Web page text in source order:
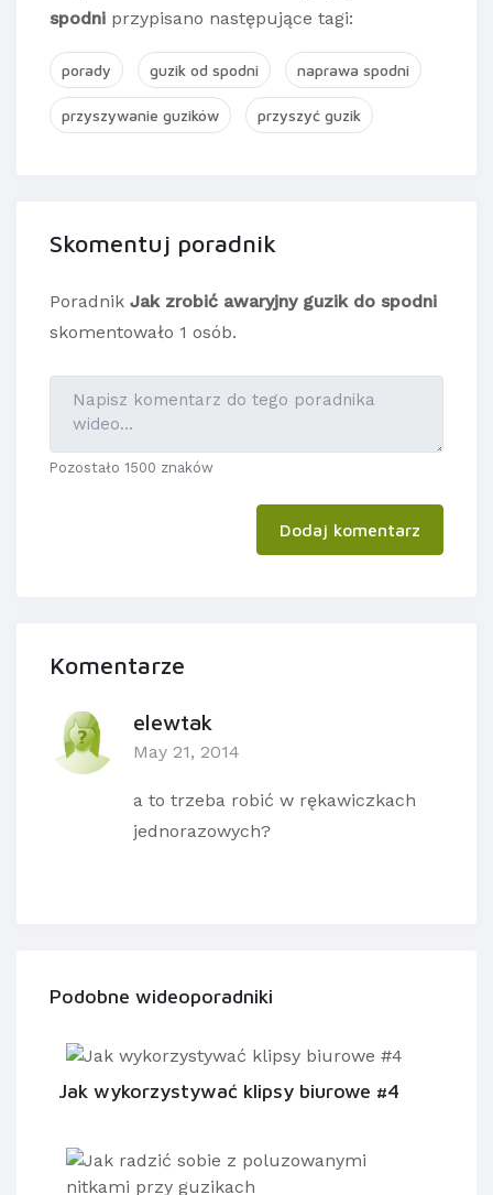
spodni przypisano następujące tagi:
porady guzik od spodni naprawa spodni
przyszywanie guzików przyszyć guzik
Skomentuj poradnik
Poradnik Jak zrobić awaryjny guzik do spodni
skomentowało 1 osób.
Pozostało 1500 znaków
Dodaj komentarz
Komentarze
elewtak
May 21, 2014
a to trzeba robić w rękawiczkach
jednorazowych?
Podobne wideoporadniki
Jak wykorzystywać klipsy biurowe #4